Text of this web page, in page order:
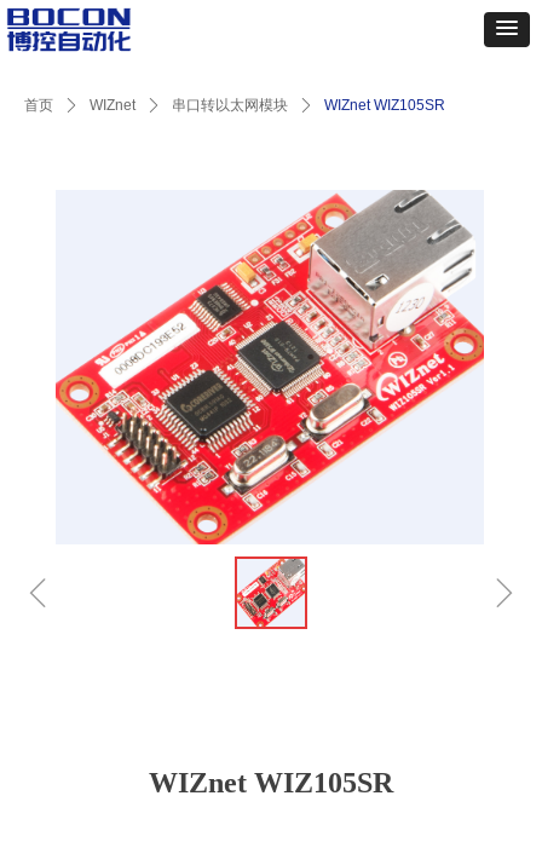
首页 ꄲ WIZnet ꄲ 串口转以太网模块 ꄲ WIZnet WIZ105SR
WIZnet WIZ105SR
ꁆ ꁇ